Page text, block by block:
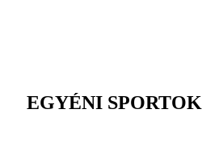
EGYÉNI SPORTOK